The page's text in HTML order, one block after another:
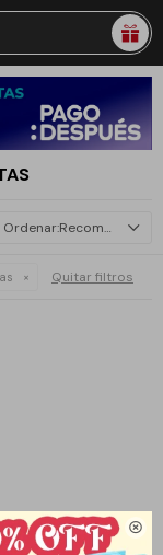

Recomendados
Quitar filtros